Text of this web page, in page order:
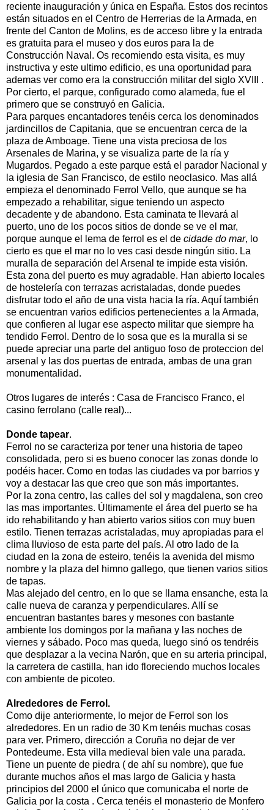
reciente inauguración y única en España. Estos dos recintos
están situados en el Centro de Herrerias de la Armada, en
frente del Canton de Molins, es de acceso libre y la entrada
es gratuita para el museo y dos euros para la de
Construcción Naval. Os recomiendo esta visita, es muy
instructiva y este ultimo edificio, es una oportunidad para
ademas ver como era la construcción militar del siglo XVIII .
Por cierto, el parque, configurado como alameda, fue el
primero que se construyó en Galicia.
Para parques encantadores tenéis cerca los denominados
jardincillos de Capitania, que se encuentran cerca de la
plaza de Amboage. Tiene una vista preciosa de los
Arsenales de Marina, y se visualiza parte de la ría y
Mugardos. Pegado a este parque está el parador Nacional y
la iglesia de San Francisco, de estilo neoclasico. Mas allá
empieza el denominado Ferrol Vello, que aunque se ha
empezado a rehabilitar, sigue teniendo un aspecto
decadente y de abandono. Esta caminata te llevará al
puerto, uno de los pocos sitios de donde se ve el mar,
porque aunque el lema de ferrol es el de cidade do mar, lo
cierto es que el mar no lo ves casi desde ningún sitio. La
muralla de separación del Arsenal te impide esta visión.
Esta zona del puerto es muy agradable. Han abierto locales
de hostelería con terrazas acristaladas, donde puedes
disfrutar todo el año de una vista hacia la ría. Aquí también
se encuentran varios edificios pertenecientes a la Armada,
que confieren al lugar ese aspecto militar que siempre ha
tendido Ferrol. Dentro de lo sosa que es la muralla si se
puede apreciar una parte del antiguo foso de proteccion del
arsenal y las dos puertas de entrada, ambas de una gran
monumentalidad.
Otros lugares de interés : Casa de Francisco Franco, el
casino ferrolano (calle real)...
Donde tapear.
Ferrol no se caracteriza por tener una historia de tapeo
consolidada, pero si es bueno conocer las zonas donde lo
podéis hacer. Como en todas las ciudades va por barrios y
voy a destacar las que creo que son más importantes.
Por la zona centro, las calles del sol y magdalena, son creo
las mas importantes. Últimamente el área del puerto se ha
ido rehabilitando y han abierto varios sitios con muy buen
estilo. Tienen terrazas acristaladas, muy apropiadas para el
clima lluvioso de esta parte del país. Al otro lado de la
ciudad en la zona de esteiro, tenéis la avenida del mismo
nombre y la plaza del himno gallego, que tienen varios sitios
de tapas.
Mas alejado del centro, en lo que se llama ensanche, esta la
calle nueva de caranza y perpendiculares. Allí se
encuentran bastantes bares y mesones con bastante
ambiente los domingos por la mañana y las noches de
viernes y sábado. Poco mas queda, luego sinó os tendréis
que desplazar a la vecina Narón, que en su arteria principal,
la carretera de castilla, han ido floreciendo muchos locales
con ambiente de picoteo.
Alrededores de Ferrol.
Como dije anteriormente, lo mejor de Ferrol son los
alrededores. En un radio de 30 Km tenéis muchas cosas
para ver. Primero, dirección a Coruña no dejar de ver
Pontedeume. Esta villa medieval bien vale una parada.
Tiene un puente de piedra ( de ahí su nombre), que fue
durante muchos años el mas largo de Galicia y hasta
principios del 2000 el único que comunicaba el norte de
Galicia por la costa . Cerca tenéis el monasterio de Monfero